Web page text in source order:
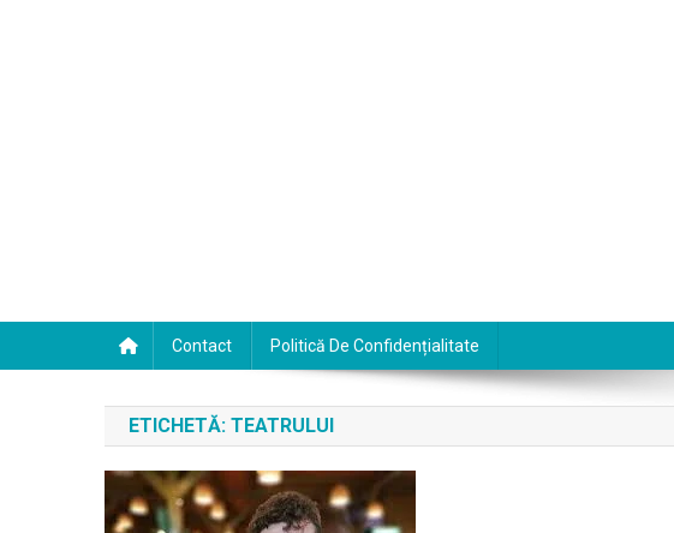
Contact Politică De Confidențialitate
ETICHETĂ: TEATRULUI